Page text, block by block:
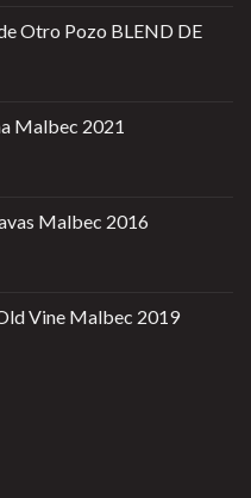
Otro Pozo BLEND DE
Malbec 2021
Malbec 2016
Vine Malbec 2019